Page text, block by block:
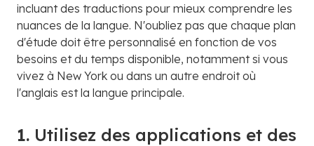
incluant des traductions pour mieux comprendre les
nuances de la langue. N'oubliez pas que chaque plan
d'étude doit être personnalisé en fonction de vos
besoins et du temps disponible, notamment si vous
vivez à New York ou dans un autre endroit où
l'anglais est la langue principale.
1. Utilisez des applications et des